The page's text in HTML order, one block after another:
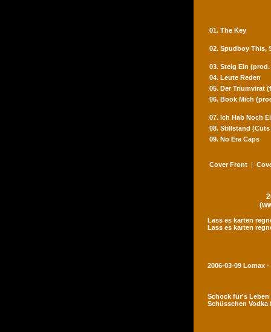
01. The Key
02. Spudboy This,
03. Steig Ein
04. Leute Reden
05. Der Triumvirat
06. Book Mich
07. Ich Hab Noch
08. Stillstand
09. No Era Caps
Cover Front |
Lass es karten
Lass es karten
2006-03-09 Lomax
Schock für's
Schüsschen Vodka